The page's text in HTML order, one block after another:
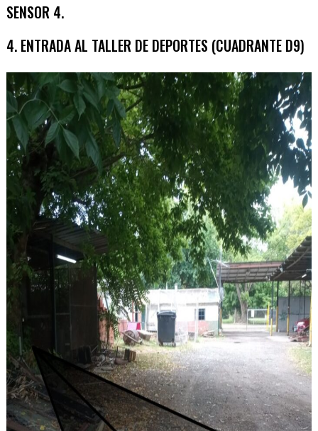
SENSOR 4.
4. ENTRADA AL TALLER DE DEPORTES (CUADRANTE D9)